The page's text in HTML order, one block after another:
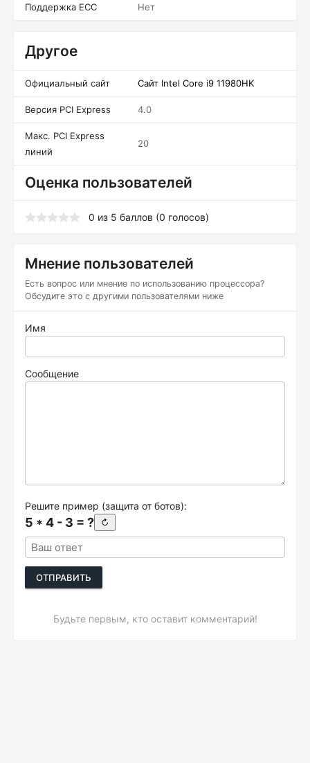
Поддержка ECC Нет
Другое
Официальный сайт Сайт Intel Core i9 11980HK
Версия PCI Express 4.0
Макс. PCI Express
линий
20
Оценка пользователей
0 из 5 баллов (0 голосов)
Мнение пользователей
Есть вопрос или мнение по использованию процессора?
Обсудите это с другими пользователями ниже
Имя
Сообщение
Решите пример (защита от ботов):
5 * 4 - 3 = ? ↻
ОТПРАВИТЬ
Будьте первым, кто оставит комментарий!